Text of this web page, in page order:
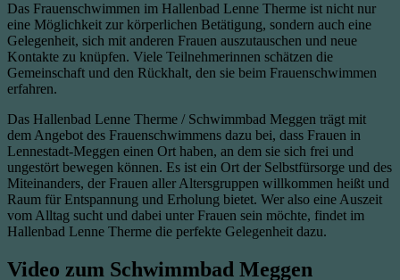
Das Frauenschwimmen im Hallenbad Lenne Therme ist nicht nur
eine Möglichkeit zur körperlichen Betätigung, sondern auch eine
Gelegenheit, sich mit anderen Frauen auszutauschen und neue
Kontakte zu knüpfen. Viele Teilnehmerinnen schätzen die
Gemeinschaft und den Rückhalt, den sie beim Frauenschwimmen
erfahren.
Das Hallenbad Lenne Therme / Schwimmbad Meggen trägt mit
dem Angebot des Frauenschwimmens dazu bei, dass Frauen in
Lennestadt-Meggen einen Ort haben, an dem sie sich frei und
ungestört bewegen können. Es ist ein Ort der Selbstfürsorge und des
Miteinanders, der Frauen aller Altersgruppen willkommen heißt und
Raum für Entspannung und Erholung bietet. Wer also eine Auszeit
vom Alltag sucht und dabei unter Frauen sein möchte, findet im
Hallenbad Lenne Therme die perfekte Gelegenheit dazu.
Video zum Schwimmbad Meggen